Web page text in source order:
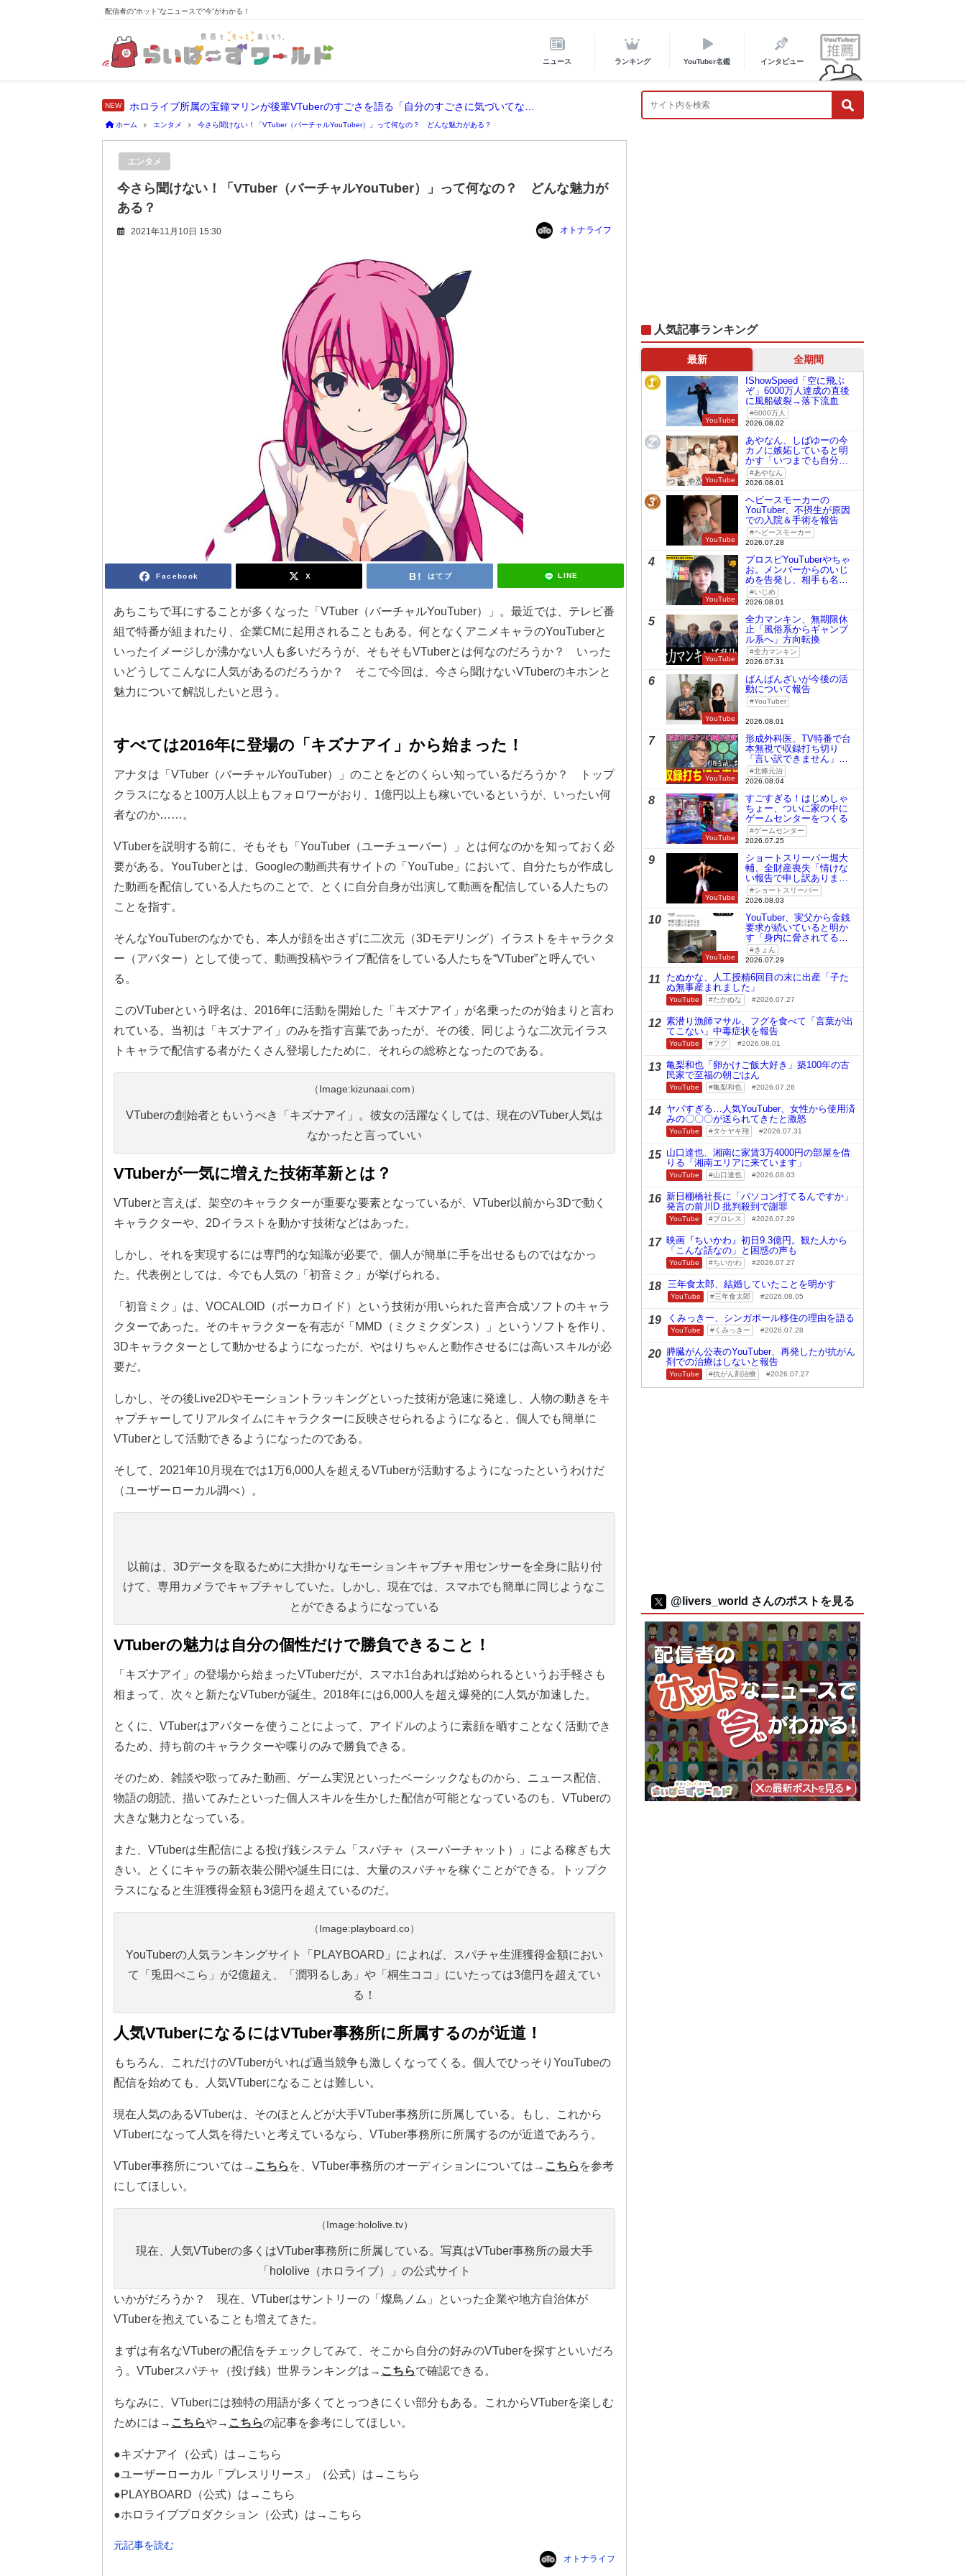
配信者の“ホット”なニュースで“今”がわかる！
ニュース ランキング YouTuber名鑑 インタビュー
ホーム エンタメ 今さら聞けない！「VTuber（バーチャルYouTuber）」って何なの？ どんな魅力がある？
エンタメ
今さら聞けない！「VTuber（バーチャルYouTuber）」って何なの？ どんな魅力が
ある？
2021年11月10日 15:30 オトナライフ
Facebook X はてブ LINE
あちこちで耳にすることが多くなった「VTuber（バーチャルYouTuber）」。最近では、テレビ番
組で特番が組まれたり、企業CMに起用されることもある。何となくアニメキャラのYouTuberと
いったイメージしか沸かない人も多いだろうが、そもそもVTuberとは何なのだろうか？ いった
いどうしてこんなに人気があるのだろうか？ そこで今回は、今さら聞けないVTuberのキホンと
魅力について解説したいと思う。
すべては2016年に登場の「キズナアイ」から始まった！
アナタは「VTuber（バーチャルYouTuber）」のことをどのくらい知っているだろうか？ トップ
クラスになると100万人以上もフォロワーがおり、1億円以上も稼いでいるというが、いったい何
者なのか……。
VTuberを説明する前に、そもそも「YouTuber（ユーチューバー）」とは何なのかを知っておく必
要がある。YouTuberとは、Googleの動画共有サイトの「YouTube」において、自分たちが作成し
た動画を配信している人たちのことで、とくに自分自身が出演して動画を配信している人たちの
ことを指す。
そんなYouTuberのなかでも、本人が顔を出さずに二次元（3Dモデリング）イラストをキャラクタ
ー（アバター）として使って、動画投稿やライブ配信をしている人たちを“VTuber”と呼んでい
る。
このVTuberという呼名は、2016年に活動を開始した「キズナアイ」が名乗ったのが始まりと言わ
れている。当初は「キズナアイ」のみを指す言葉であったが、その後、同じような二次元イラス
トキャラで配信する者がたくさん登場したために、それらの総称となったのである。
（Image:kizunaai.com）
VTuberの創始者ともいうべき「キズナアイ」。彼女の活躍なくしては、現在のVTuber人気は
なかったと言っていい
VTuberが一気に増えた技術革新とは？
VTuberと言えば、架空のキャラクターが重要な要素となっているが、VTuber以前から3Dで動く
キャラクターや、2Dイラストを動かす技術などはあった。
しかし、それを実現するには専門的な知識が必要で、個人が簡単に手を出せるものではなかっ
た。代表例としては、今でも人気の「初音ミク」が挙げられる。
「初音ミク」は、VOCALOID（ボーカロイド）という技術が用いられた音声合成ソフトのキャラ
クターであった。そのキャラクターを有志が「MMD（ミクミクダンス）」というソフトを作り、
3Dキャラクターとして動かせるようになったが、やはりちゃんと動作させるには高いスキルが必
要だ。
しかし、その後Live2Dやモーショントラッキングといった技術が急速に発達し、人物の動きをキ
ャプチャーしてリアルタイムにキャラクターに反映させられるようになると、個人でも簡単に
VTuberとして活動できるようになったのである。
そして、2021年10月現在では1万6,000人を超えるVTuberが活動するようになったというわけだ
（ユーザーローカル調べ）。
以前は、3Dデータを取るために大掛かりなモーションキャプチャ用センサーを全身に貼り付
けて、専用カメラでキャプチャしていた。しかし、現在では、スマホでも簡単に同じようなこ
とができるようになっている
VTuberの魅力は自分の個性だけで勝負できること！
「キズナアイ」の登場から始まったVTuberだが、スマホ1台あれば始められるというお手軽さも
相まって、次々と新たなVTuberが誕生。2018年には6,000人を超え爆発的に人気が加速した。
とくに、VTuberはアバターを使うことによって、アイドルのように素顔を晒すことなく活動でき
るため、持ち前のキャラクターや喋りのみで勝負できる。
そのため、雑談や歌ってみた動画、ゲーム実況といったベーシックなものから、ニュース配信、
物語の朗読、描いてみたといった個人スキルを生かした配信が可能となっているのも、VTuberの
大きな魅力となっている。
また、VTuberは生配信による投げ銭システム「スパチャ（スーパーチャット）」による稼ぎも大
きい。とくにキャラの新衣装公開や誕生日には、大量のスパチャを稼ぐことができる。トップク
ラスになると生涯獲得金額も3億円を超えているのだ。
（Image:playboard.co）
YouTuberの人気ランキングサイト「PLAYBOARD」によれば、スパチャ生涯獲得金額におい
て「兎田ぺこら」が2億超え、「潤羽るしあ」や「桐生ココ」にいたっては3億円を超えてい
る！
人気VTuberになるにはVTuber事務所に所属するのが近道！
もちろん、これだけのVTuberがいれば過当競争も激しくなってくる。個人でひっそりYouTubeの
配信を始めても、人気VTuberになることは難しい。
現在人気のあるVTuberは、そのほとんどが大手VTuber事務所に所属している。もし、これから
VTuberになって人気を得たいと考えているなら、VTuber事務所に所属するのが近道であろう。
VTuber事務所については→ こちら を、VTuber事務所のオーディションについては→ こちら を参考
にしてほしい。
（Image:hololive.tv）
現在、人気VTuberの多くはVTuber事務所に所属している。写真はVTuber事務所の最大手
「hololive（ホロライブ）」の公式サイト
いかがだろうか？ 現在、VTuberはサントリーの「燦鳥ノム」といった企業や地方自治体が
VTuberを抱えていることも増えてきた。
まずは有名なVTuberの配信をチェックしてみて、そこから自分の好みのVTuberを探すといいだろ
う。VTuberスパチャ（投げ銭）世界ランキングは→ こちらで確認できる。
ちなみに、VTuberには独特の用語が多くてとっつきにくい部分もある。これからVTuberを楽しむ
ためには→ こちらや→ こちらの記事を参考にしてほしい。
●キズナアイ（公式）は→こちら
●ユーザーローカル「プレスリリース」（公式）は→こちら
●PLAYBOARD（公式）は→こちら
●ホロライブプロダクション（公式）は→こちら
元記事を読む
オトナライフ
人気記事ランキング
最新 全期間
1
YouTube
IShowSpeed「空に飛ぶ
ぞ」6000万人達成の直後
に風船破裂→落下流血
6000万人
2026.08.02
2
YouTube
あやなん、しばゆーの今
カノに嫉妬していると明
かす「いつまでも自分の
ものみたいに…」
あやなん
2026.08.01
3
YouTube
ヘビースモーカーの
YouTuber、不摂生が原因
での入院＆手術を報告
ヘビースモーカー
2026.07.28
4
YouTube
プロスピYouTuberやちゃ
お。メンバーからのいじ
めを告発し、相手も名指
しで批判
いじめ
2026.08.01
5
YouTube
全力マンキン、無期限休
止「風俗系からギャンブ
ル系へ」方向転換
全力マンキン
2026.07.31
6
YouTube
ばんばんざいが今後の活
動について報告
YouTuber
2026.08.01
7
YouTube
形成外科医、TV特番で台
本無視で収録打ち切り
「言い訳できません」と
謝罪北條元治
2026.08.04
8
YouTube
すごすぎる！はじめしゃ
ちょー、ついに家の中に
ゲームセンターをつくる
ゲームセンター
2026.07.25
9
YouTube
ショートスリーパー堀大
輔、全財産喪失「情けな
い報告で申し訳ありませ
ん」ショートスリーパー
2026.08.03
10
YouTube
YouTuber、実父から金銭
要求が続いていると明か
す「身内に脅されてる
の」きょん
2026.07.29
11
たぬかな、人工授精6回目の末に出産「子た
ぬ無事産まれました」
YouTube たかぬな 2026.07.27
12 素潜り漁師マサル、フグを食べて「言葉が出
てこない」中毒症状を報告
YouTube フグ 2026.08.01
13 亀梨和也「卵かけご飯大好き」築100年の古
民家で至福の朝ごはん
YouTube 亀梨和也 2026.07.26
14 ヤバすぎる…人気YouTuber、女性から使用済
みの〇〇〇が送られてきたと激怒
YouTube タケヤキ翔 2026.07.31
15 山口達也、湘南に家賃3万4000円の部屋を借
りる「湘南エリアに来ています」
YouTube 山口達也 2026.08.03
16 新日棚橋社長に「パソコン打てるんですか」
発言の前川D 批判殺到で謝罪
YouTube プロレス 2026.07.29
17 映画『ちいかわ』初日9.3億円。観た人から
「こんな話なの」と困惑の声も
YouTube ちいかわ 2026.07.27
18 三年食太郎、結婚していたことを明かす
YouTube 三年食太郎 2026.08.05
19 くみっきー、シンガポール移住の理由を語る
YouTube くみっきー 2026.07.28
20 膵臓がん公表のYouTuber、再発したが抗がん
剤での治療はしないと報告
YouTube 抗がん剤治療 2026.07.27
@livers_world さんのポストを見る